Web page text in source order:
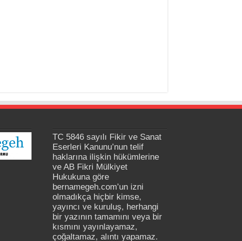
TC 5846 sayılı Fikir ve Sanat
Eserleri Kanunu’nun telif
haklarına ilişkin hükümlerine
ve AB Fikri Mülkiyet
Hukukuna göre
bernamegeh.com’un izni
olmadıkça hiçbir kimse,
yayıncı ve kuruluş, herhangi
bir yazının tamamını veya bir
kısmını yayınlayamaz,
çoğaltamaz, alıntı yapamaz.